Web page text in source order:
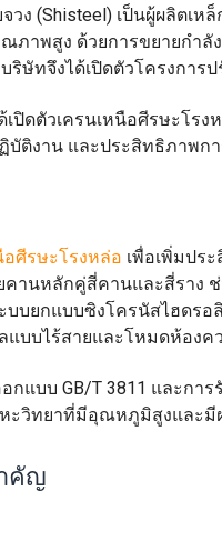
วง (Shisteel) เป็นผู้ผลิตเ
าพสูง ด้วยการขยายกำลั
ทจึงได้เปิดตัวโครงการ
ปิดตัวเครนเหนือศีรษะโรง
ติงาน และประสิทธิภาพก
อศีรษะโรงหล่อ เพื่อเพิ่มปร
านหลักคู่สี่คานและสี่ราง
บบยกแบบซิงโครนัสไฮด
แบบไร้สายและโหมดห้องค
แบบ GB/T 3811 และกา
ะวิทยาที่มีอุณหภูมิสูงและ
คัญ